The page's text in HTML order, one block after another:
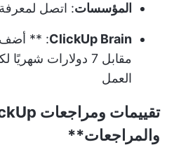
المؤسسات: اتصل لمعرفة
ClickUp Brain: ** أضف
مقابل 7 دولارات
العمل
تقييمات ومراجعات
والمراجعات**